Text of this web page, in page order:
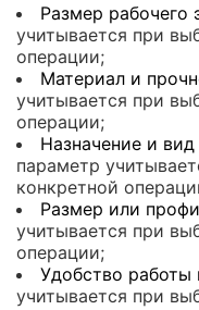
Размер рабочего
учитывается при
операции;
Материал и
учитывается при
операции;
Назначение и
параметр
конкретной
Размер или
учитывается при
операции;
Удобство работы
учитывается при